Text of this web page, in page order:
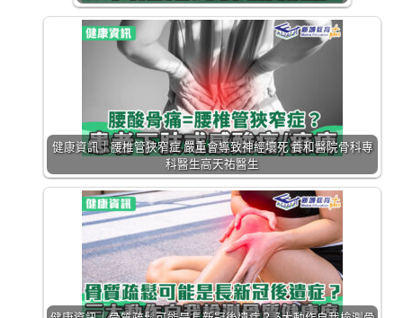
健康資訊｜腰椎管狹窄症 嚴重會導致神經壞死 養和醫院骨科專
科醫生高天祐醫生